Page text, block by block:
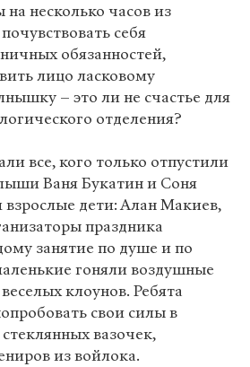
несколько часов из
себя
обязанностей,
лицо ласковому
– это ли не счастье для
отделения?
все, кого только отпустили
Ваня Букатин и Соня
дети: Алан Макиев,
праздника
занятие по душе и по
гоняли воздушные
клоунов. Ребята
свои силы в
вазочек,
из войлока.